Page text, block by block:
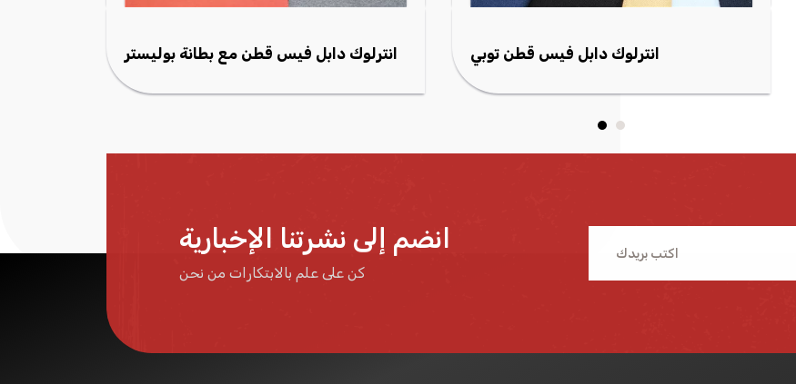
انترلوك دابل فيس قطن توبي إنترلوك جيرسي عرض واسع
انضم إلى نشرتنا الإخبارية
كن على علم بالابتكارات من نحن